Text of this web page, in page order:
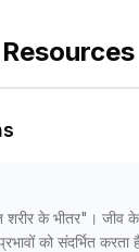
शरीर के भीतर"। जीव के
को संदर्भित करता